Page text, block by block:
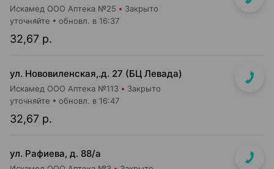
Искамед ООО Аптека №25 Закрыто
32,67 р.
уточняйте обновл. в 16:37
ул. Нововиленская,.д. 27 (БЦ Левада)
Искамед ООО Аптека №113 Закрыто
32,67 р.
уточняйте обновл. в 16:47
ул. Рафиева, д. 88/а